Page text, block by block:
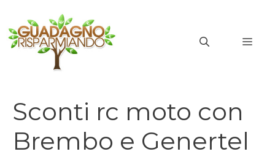
contenuto
Sconti rc moto con
Brembo e Genertel